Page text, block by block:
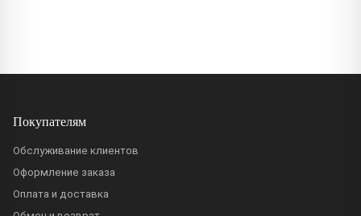
Покупателям
Обслуживание клиентов
Оформление заказа
Оплата и доставка